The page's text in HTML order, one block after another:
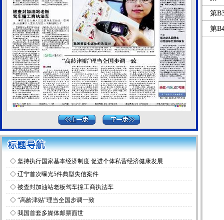
◇ 坚持执行国家基本经济制度 促进个体私营经济健康发展
◇ 辽宁首次曝光5件典型失信案件
◇ 被查封加油站老板驾车撞工商执法车
◇ “高龄津贴”理当全国步调一致
◇ 我国首套多媒体邮票面世
第
第